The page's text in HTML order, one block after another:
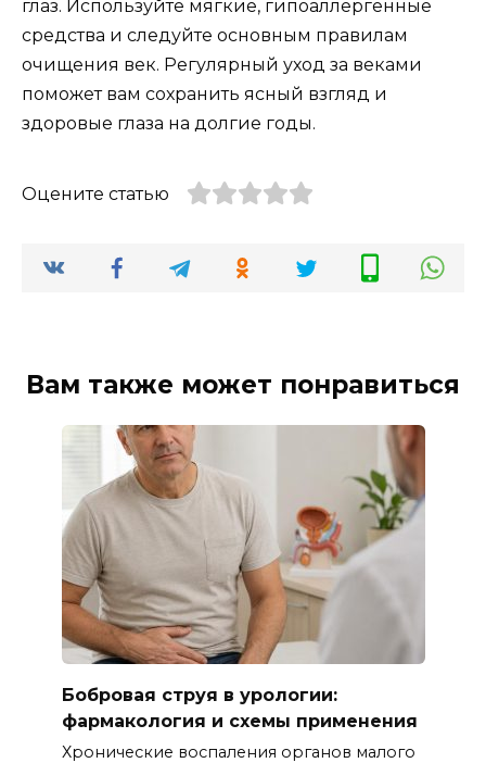
глаз. Используйте мягкие, гипоаллергенные
средства и следуйте основным правилам
очищения век. Регулярный уход за веками
поможет вам сохранить ясный взгляд и
здоровые глаза на долгие годы.
Оцените статью
Вам также может понравиться
Бобровая струя в урологии:
фармакология и схемы применения
Хронические воспаления органов малого